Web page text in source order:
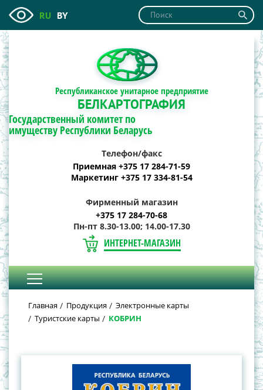
RU BY
Республиканское унитарное предприятие
БЕЛКАРТОГРАФИЯ
Государственный комитет по
имуществу Республики Беларусь
Телефон/факс
Приемная +375 17 284-71-59
Маркетинг +375 17 334-81-54
Фирменный магазин
+375 17 284-70-68
Пн-пт 8.30-13.00; 14.00-17.30
ИНТЕРНЕТ-МАГАЗИН
Главная Продукция
Электронные карты
Туристские карты
КОБРИН